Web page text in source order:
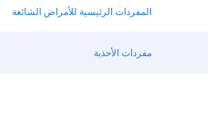
المفردات الرئيسية للأمراض الشائعة
مفردات الأحذية